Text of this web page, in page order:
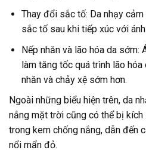
Thay đổi sắc tố: Da nhạy
sắc tố sau khi tiếp xúc với
Nếp nhăn và lão hóa da sớm:
làm tăng tốc quá trình lão hóa
nhăn và chảy xệ sớm hơn.
Ngoài những biểu hiện trên, da
nắng mặt trời cũng có thể bị
trong kem chống nắng, dẫn đến
nổi mẩn đỏ.